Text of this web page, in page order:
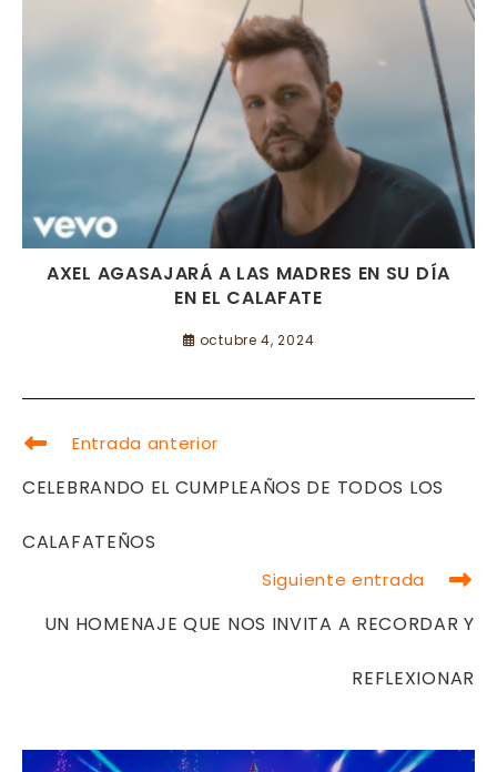
AXEL AGASAJARÁ A LAS MADRES EN SU DÍA
EN EL CALAFATE
octubre 4, 2024
LEER
ARTÍCULOS
Entrada anterior
CELEBRANDO EL CUMPLEAÑOS DE TODOS LOS
CALAFATEÑOS
Siguiente entrada
UN HOMENAJE QUE NOS INVITA A RECORDAR Y
REFLEXIONAR